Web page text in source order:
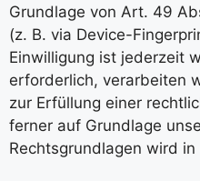
Grundlage von Art. 49
(z. B. via Device-
Einwilligung ist jederzeit
erforderlich, verarbeiten
zur Erfüllung einer
ferner auf Grundlage
Rechtsgrundlagen wird